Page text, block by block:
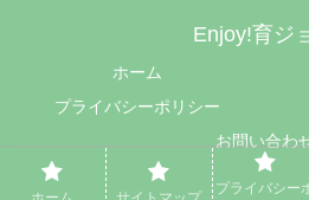
Enjoy!育ジ
ホーム
プライバシーポリシー
お問い合わ
© 2024 Enjoy!育
プライバシー